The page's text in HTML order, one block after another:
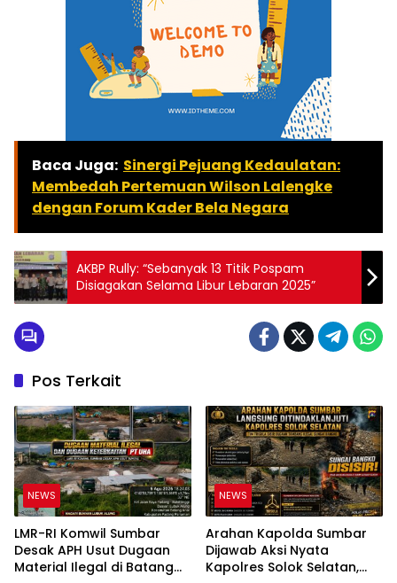
Baca Juga: Sinergi Pejuang Kedaulatan:
Membedah Pertemuan Wilson Lalengke
dengan Forum Kader Bela Negara
AKBP Rully: “Sebanyak 13 Titik Pospam
Disiagakan Selama Libur Lebaran 2025”
Pos Terkait
NEWS
LMR-RI Komwil Sumbar
Desak APH Usut Dugaan
Material Ilegal di Batang
NEWS
Arahan Kapolda Sumbar
Dijawab Aksi Nyata
Kapolres Solok Selatan,